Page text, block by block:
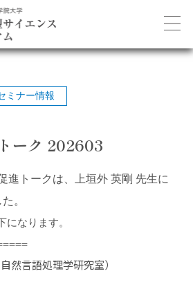
ミナー情報
ーク 202603
進トークは、上垣外 英剛 先生に
。
なります。
然言語処理学研究室）